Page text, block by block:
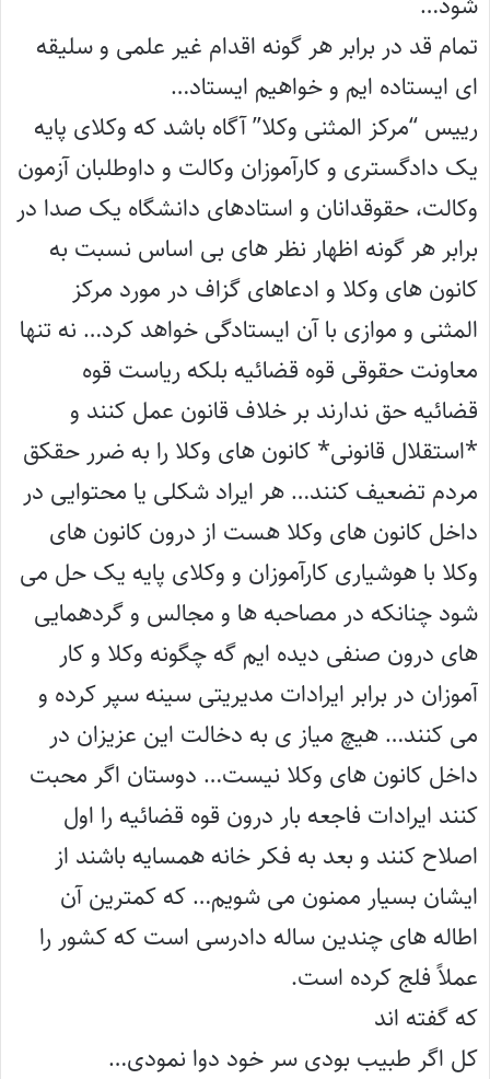
تمام قد در برابر هر گونه اقدام غیر علمی و سلیقه
ای ایستاده ایم و خواهیم ایستاد…
رییس “مرکز المثنی وکلا” آگاه باشد که وکلای پایه
یک دادگستری و کارآموزان وکالت و داوطلبان آزمون
وکالت، حقوقدانان و استادهای دانشگاه یک صدا در
برابر هر گونه اظهار نظر های بی اساس نسبت به
کانون های وکلا و ادعاهای گزاف در مورد مرکز
المثنی و موازی با آن ایستادگی خواهد کرد… نه تنها
معاونت حقوقی قوه قضائیه بلکه ریاست قوه
قضائیه حق ندارند بر خلاف قانون عمل کنند و
*استقلال قانونی* کانون های وکلا را به ضرر حقکق
مردم تضعیف کنند… هر ایراد شکلی یا محتوایی در
داخل کانون های وکلا هست از درون کانون های
وکلا با هوشیاری کارآموزان و وکلای پایه یک حل می
شود چنانکه در مصاحبه ها و مجالس و گردهمایی
های درون صنفی دیده ایم گه چگونه وکلا و کار
آموزان در برابر ایرادات مدیریتی سینه سپر کرده و
می کنند… هیچ میاز ی به دخالت این عزیزان در
داخل کانون های وکلا نیست… دوستان اگر محبت
کنند ایرادات فاجعه بار درون قوه قضائیه را اول
اصلاح کنند و بعد به فکر خانه همسایه باشند از
ایشان بسیار ممنون می شویم… که کمترین آن
اطاله های چندین ساله دادرسی است که کشور را
عملاً فلج کرده است.
که گفته اند
کل اگر طبیب بودی سر خود دوا نمودی…